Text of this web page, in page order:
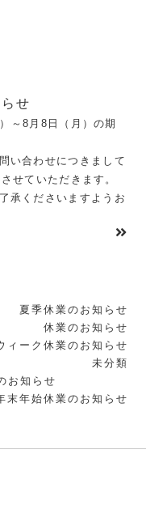
せ
～8月8日（月）の期
い合わせにつきまして
せていただきます。
承くださいますようお
夏季休業のお知らせ
休業のお知らせ
ィーク休業のお知らせ
未分類
お知らせ
末年始休業のお知らせ